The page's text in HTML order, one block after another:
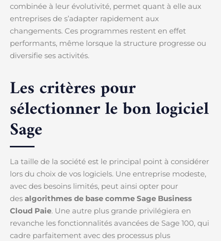
combinée à leur évolutivité, permet quant à elle aux
entreprises de s’adapter rapidement aux
changements. Ces programmes restent en effet
performants, même lorsque la structure progresse ou
diversifie ses activités.
Les critères pour
sélectionner le bon logiciel
Sage
La taille de la société est le principal point à considérer
lors du choix de vos logiciels. Une entreprise modeste,
avec des besoins limités, peut ainsi opter pour
des algorithmes de base comme Sage Business
Cloud Paie. Une autre plus grande privilégiera en
revanche les fonctionnalités avancées de Sage 100, qui
cadre parfaitement avec des processus plus